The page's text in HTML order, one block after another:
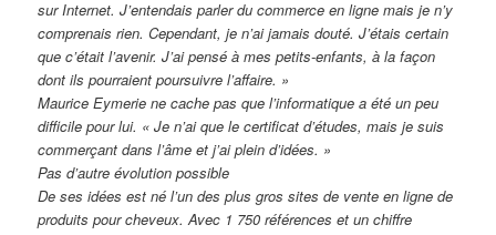
sur Internet. J’entendais parler du commerce en ligne mais je n’y
comprenais rien. Cependant, je n’ai jamais douté. J’étais certain
que c’était l’avenir. J’ai pensé à mes petits-enfants, à la façon
dont ils pourraient poursuivre l’affaire. »
Maurice Eymerie ne cache pas que l’informatique a été un peu
difficile pour lui. « Je n’ai que le certificat d’études, mais je suis
commerçant dans l’âme et j’ai plein d’idées. »
Pas d’autre évolution possible
De ses idées est né l’un des plus gros sites de vente en ligne de
produits pour cheveux. Avec 1 750 références et un chiffre